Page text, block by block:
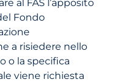
Fondo
a risiedere nello
o la specifica
viene richiesta